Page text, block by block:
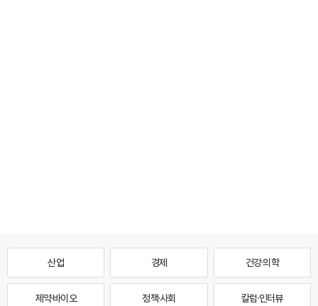
산업 경제 건강·의학
제약·바이오 정책·사회 칼럼·인터뷰